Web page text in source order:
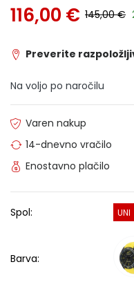
116,00 € 145,00 €
Preverite
Na voljo po naročilu
Varen nakup
14-dnevno vračilo
Enostavno plačilo
Spol: UNI
Barva: